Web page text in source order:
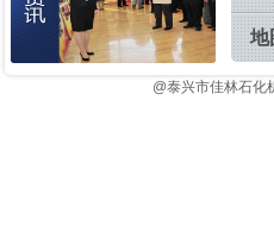
地
@泰兴市佳林石化